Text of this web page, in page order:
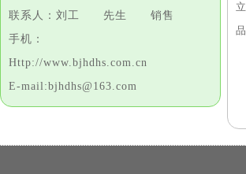
联系人：刘工 先生 销售
手机：
Http://www.bjhdhs.com.cn
E-mail:bjhdhs@163.com